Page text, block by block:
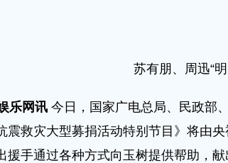
苏有朋、周迅“
乐网讯 今日，国家广电总局、民政部
救灾大型募捐活动特别节目》将由央
援手通过各种方式向玉树提供帮助，